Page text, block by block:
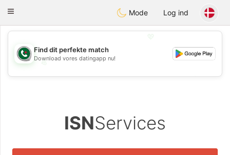
Weshrak
Toggle
Mode Log ind
💖
💕
Find dit perfekte match
Download vores datingapp nu!
ISNServices